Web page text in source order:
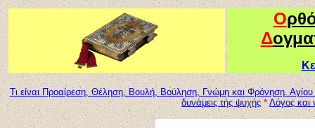
Ο
Δ
Τι είναι Προαίρεση, Θέληση, Βουλή, Βούληση, Γνώμη και Φρόνηση.
δυνάμεις τής ψυχής * Λόγος και